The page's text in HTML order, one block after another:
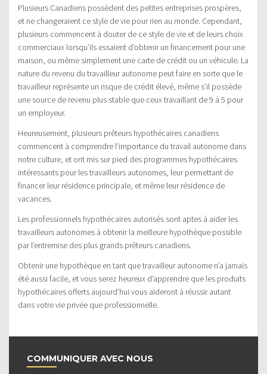
Plusieurs Canadiens possèdent des petites entreprises prospères,
et ne changeraient ce style de vie pour rien au monde. Cependant,
plusieurs commencent à douter de ce style de vie et de leurs choix
commerciaux lorsqu’ils essaient d’obtenir un financement pour une
maison, ou même simplement une carte de crédit ou un véhicule. La
nature du revenu du travailleur autonome peut faire en sorte que le
travailleur représente un risque de crédit élevé, même s’il possède
une source de revenu plus stable que ceux travaillant de 9 à 5 pour
un employeur.
Heureusement, plusieurs prêteurs hypothécaires canadiens
commencent à comprendre l’importance du travail autonome dans
notre culture, et ont mis sur pied des programmes hypothécaires
intéressants pour les travailleurs autonomes, leur permettant de
financer leur résidence principale, et même leur résidence de
vacances.
Les professionnels hypothécaires autorisés sont aptes à aider les
travailleurs autonomes à obtenir la meilleure hypothèque possible
par l’entremise des plus grands prêteurs canadiens.
Obtenir une hypothèque en tant que travailleur autonome n’a jamais
été aussi facile, et vous serez heureux d’apprendre que les produits
hypothécaires offerts aujourd’hui vous aideront à réussir autant
dans votre vie privée que professionnelle.
COMMUNIQUER AVEC NOUS